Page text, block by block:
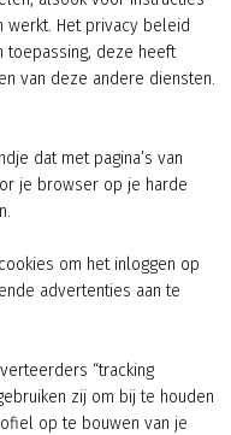
werkt. Het privacy beleid
toepassing, deze heeft
van deze andere diensten.
dat met pagina’s van
je browser op je harde
om het inloggen op
advertenties aan te
“tracking
zij om bij te houden
op te bouwen van je